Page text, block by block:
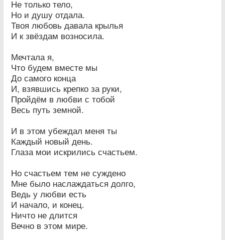
Не только тело,
Но и душу отдала.
Твоя любовь давала крылья
И к звёздам возносила.
Мечтала я,
Что будем вместе мы
До самого конца
И, взявшись крепко за руки,
Пройдём в любви с тобой
Весь путь земной.
И в этом убеждал меня ты
Каждый новый день.
Глаза мои искрились счастьем.
Но счастьем тем не суждено
Мне было наслаждаться долго,
Ведь у любви есть
И начало, и конец.
Ничто не длится
Вечно в этом мире.